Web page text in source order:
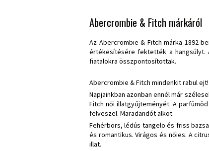
Abercrombie & Fitch márkáról
Az Abercrombie & Fitch márka 1892-
értékesítésére fektették a hangsúlyt.
fiatalokra összpontosítottak.
Abercrombie & Fitch mindenkit rabul ejt!
Napjainkban azonban ennél már
Fitch női illatgyűjteményét. A
felveszel. Maradandót alkot.
Fehérbors, lédús tangelo és friss
és romantikus. Virágos és nőies. A
illat.